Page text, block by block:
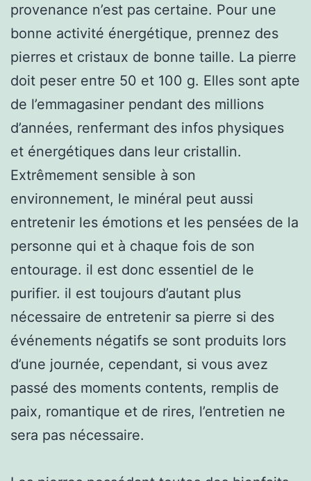
provenance n’est pas certaine. Pour une
bonne activité énergétique, prennez des
pierres et cristaux de bonne taille. La pierre
doit peser entre 50 et 100 g. Elles sont apte
de l’emmagasiner pendant des millions
d’années, renfermant des infos physiques
et énergétiques dans leur cristallin.
Extrêmement sensible à son
environnement, le minéral peut aussi
entretenir les émotions et les pensées de la
personne qui et à chaque fois de son
entourage. il est donc essentiel de le
purifier. il est toujours d’autant plus
nécessaire de entretenir sa pierre si des
événements négatifs se sont produits lors
d’une journée, cependant, si vous avez
passé des moments contents, remplis de
paix, romantique et de rires, l’entretien ne
sera pas nécessaire.